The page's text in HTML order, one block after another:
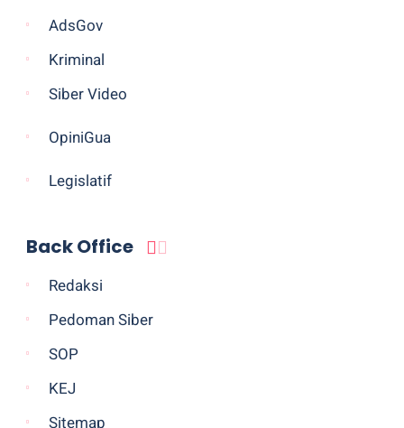
AdsGov
Kriminal
Siber Video
OpiniGua
Legislatif
Back Office
Redaksi
Pedoman Siber
SOP
KEJ
Sitemap